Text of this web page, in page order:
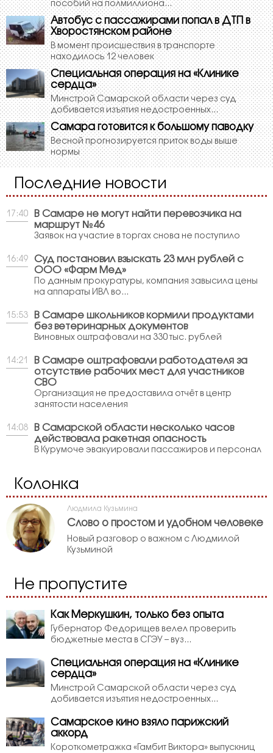
пособий на полмиллиона...
Автобус с пассажирами попал в ДТП в
Хворостянском районе
В момент происшествия в транспорте
находилось 12 человек
Специальная операция на «Клинике
сердца»
Минстрой Самарской области через суд
добивается изъятия недостроенных...
Самара готовится к большому паводку
Весной прогнозируется приток воды выше
нормы
Последние новости
17:40
В Самаре не могут найти перевозчика на
маршрут №46
Заявок на участие в торгах снова не поступило
16:49
Суд постановил взыскать 23 млн рублей с
ООО «Фарм Мед»
По данным прокуратуры, компания завысила цены
на аппараты ИВЛ во...
15:53
В Самаре школьников кормили продуктами
без ветеринарных документов
Виновных оштрафовали на 330 тыс. рублей
14:21
В Самаре оштрафовали работодателя за
отсутствие рабочих мест для участников
СВО
Организация не предоставила отчёт в центр
занятости населения
14:08
В Самарской области несколько часов
действовала ракетная опасность
В Курумоче эвакуировали пассажиров и персонал
Колонка
Людмила Кузьмина
Слово о простом и удобном человеке
Новый разговор о важном с Людмилой
Кузьминой
Не пропустите
Как Меркушкин, только без опыта
Губернатор Федорищев велел проверить
бюджетные места в СГЭУ – вуз...
Специальная операция на «Клинике
сердца»
Минстрой Самарской области через суд
добивается изъятия недостроенных...
Самарское кино взяло парижский
аккорд
Короткометражка «Гамбит Виктора» выпускниц